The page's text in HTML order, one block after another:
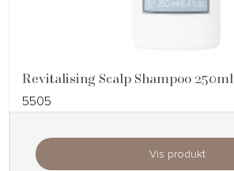
Revitalising Scalp Shampoo 250ml
5505
Vis produkt